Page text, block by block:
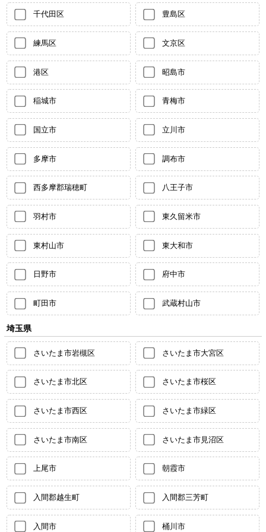
千代田区 豊島区
練馬区 文京区
港区 昭島市
稲城市 青梅市
国立市 立川市
多摩市 調布市
西多摩郡瑞穂町 八王子市
羽村市 東久留米市
東村山市 東大和市
日野市 府中市
町田市 武蔵村山市
埼玉県
さいたま市岩槻区 さいたま市大宮区
さいたま市北区 さいたま市桜区
さいたま市西区 さいたま市緑区
さいたま市南区 さいたま市見沼区
上尾市 朝霞市
入間郡越生町 入間郡三芳町
入間市 桶川市